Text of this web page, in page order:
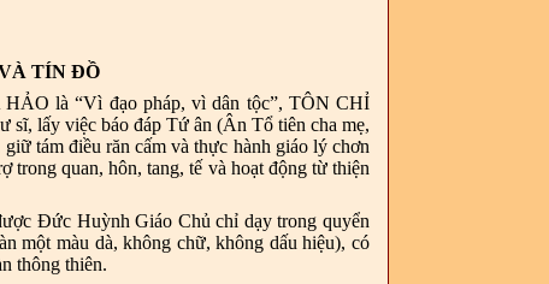
TÍN ĐỒ
là “Vì đạo pháp, vì dân tộc”, TÔN CHỈ
lấy việc báo đáp Tứ ân (Ân Tổ tiên cha mẹ,
tám điều răn cấm và thực hành giáo lý chơn
quan, hôn, tang, tế và hoạt động từ thiện
Đức Huỳnh Giáo Chủ chỉ dạy trong quyển
một màu dà, không chữ, không dấu hiệu), có
thông thiên.